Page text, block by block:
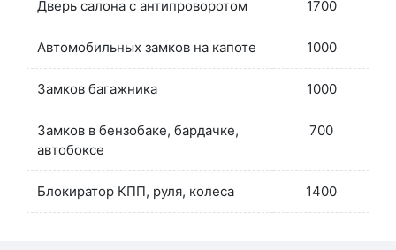
Дверь салона с антипроворотом 1700
Автомобильных замков на капоте 1000
Замков багажника 1000
Замков в бензобаке, бардачке,
автобоксе
700
Блокиратор КПП, руля, колеса 1400